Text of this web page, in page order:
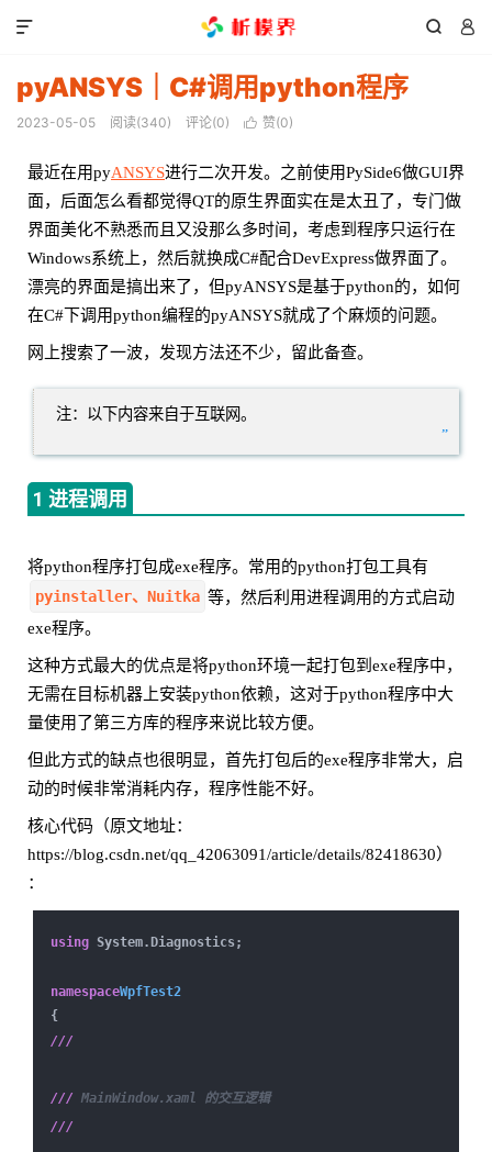
 

pyANSYS｜C#调用python程序
2023-05-05 阅读(340) 评论(0)  赞(0)
最近在用pyANSYS进行二次开发。之前使用PySide6做GUI界
面，后面怎么看都觉得QT的原生界面实在是太丑了，专门做
界面美化不熟悉而且又没那么多时间，考虑到程序只运行在
Windows系统上，然后就换成C#配合DevExpress做界面了。
漂亮的界面是搞出来了，但pyANSYS是基于python的，如何
在C#下调用python编程的pyANSYS就成了个麻烦的问题。
网上搜索了一波，发现方法还不少，留此备查。
注：以下内容来自于互联网。
”
1 进程调用
将python程序打包成exe程序。常用的python打包工具有
pyinstaller、Nuitka 等，然后利用进程调用的方式启动
exe程序。
这种方式最大的优点是将python环境一起打包到exe程序中，
无需在目标机器上安装python依赖，这对于python程序中大
量使用了第三方库的程序来说比较方便。
但此方式的缺点也很明显，首先打包后的exe程序非常大，启
动的时候非常消耗内存，程序性能不好。
核心代码（原文地址：
https://blog.csdn.net/qq_42063091/article/details/82418630）
：
using System.Diagnostics;
namespaceWpfTest2
{
///
/// MainWindow.xaml 的交互逻辑
///